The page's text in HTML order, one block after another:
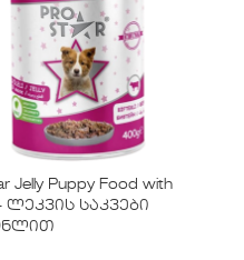
Jelly Puppy Food with
ლეკვის საკვები